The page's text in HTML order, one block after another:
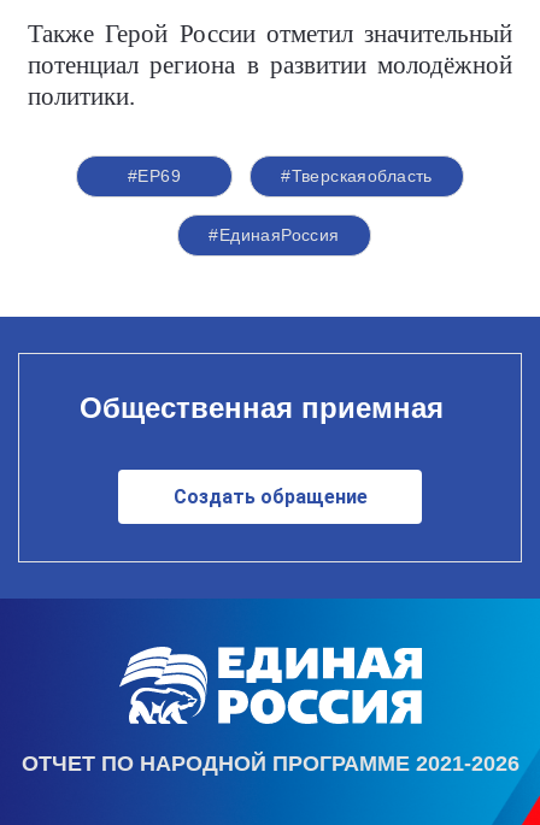
Также Герой России отметил значительный
потенциал региона в развитии молодёжной
политики.
#ЕР69 #Тверскаяобласть
#‎ЕдинаяРоссия
Общественная приемная
Создать обращение
ОТЧЕТ ПО НАРОДНОЙ ПРОГРАММЕ 2021-2026